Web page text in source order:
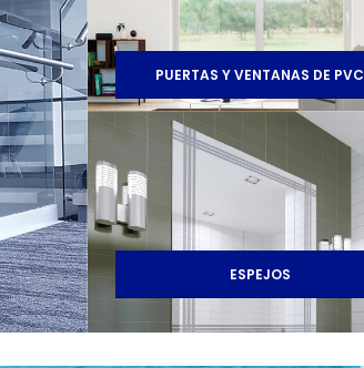
PUERTAS Y VENTANAS DE PVC
ESPEJOS